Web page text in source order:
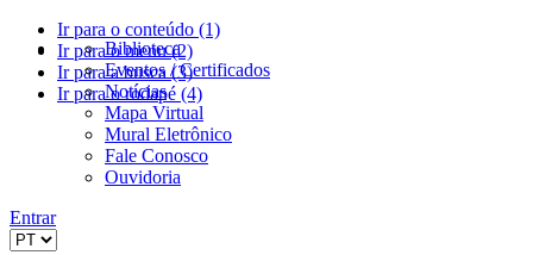
Ir para o conteúdo (1)
Ir para o menu (2)
Ir para a busca (3)
Ir para o rodapé (4)
Biblioteca
Eventos / Certificados
Notícias
Mapa Virtual
Mural Eletrônico
Fale Conosco
Ouvidoria
Entrar